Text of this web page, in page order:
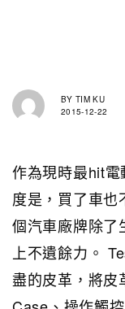
BY TIM KU
2015-12-22
作為現時最hit
度是，買了車也
個汽車廠牌除了
上不遺餘力。
盡的皮革，將